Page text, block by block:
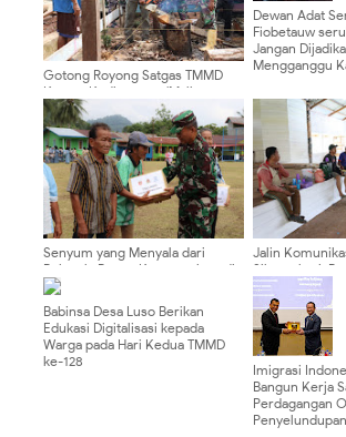
Gotong Royong Satgas TMMD
Ke-128 Kodim 0910/Malinau
Wujudkan RTLH Layak Huni di
Desa Luso
Dewan Adat
Fiobetauw
Jangan
Mengganggu
Senyum yang Menyala dari
Pelosok: Potret Kemanusiaan di
TMMD Ke-128 Kodim
0910/Malinau
Jalin
Silaturahmi:
Desa Luso Jadi
TNI dengan
Babinsa Desa Luso Berikan
Edukasi Digitalisasi kepada
Warga pada Hari Kedua TMMD
ke-128
Imigrasi
Bangun Kerja
Perdagangan